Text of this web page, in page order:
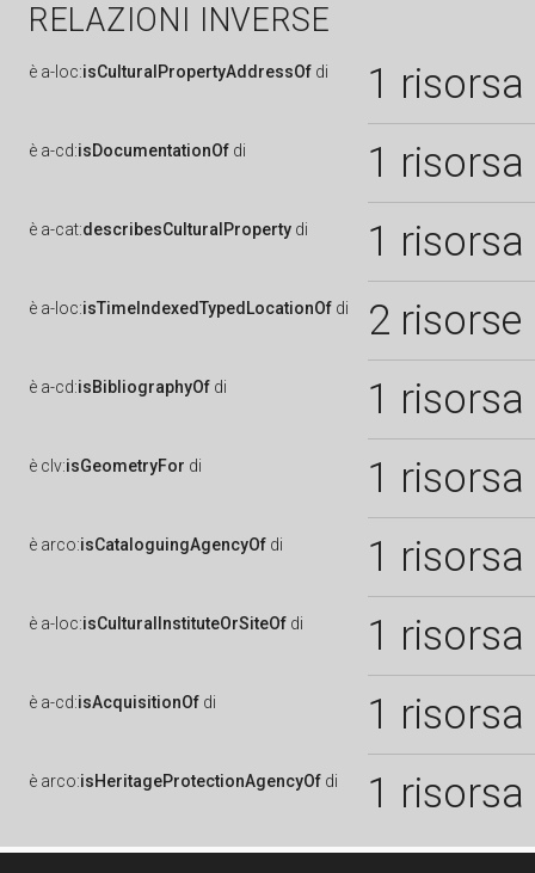
RELAZIONI INVERSE
è a-loc:isCulturalPropertyAddressOf di 1 risorsa
è a-cd:isDocumentationOf di 1 risorsa
è a-cat:describesCulturalProperty di 1 risorsa
è a-loc:isTimeIndexedTypedLocationOf di 2 risorse
è a-cd:isBibliographyOf di 1 risorsa
è clv:isGeometryFor di 1 risorsa
è arco:isCataloguingAgencyOf di 1 risorsa
è a-loc:isCulturalInstituteOrSiteOf di 1 risorsa
è a-cd:isAcquisitionOf di 1 risorsa
è arco:isHeritageProtectionAgencyOf di 1 risorsa